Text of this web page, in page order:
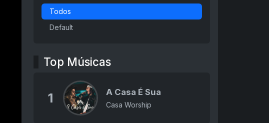
Todos
Default
Top Músicas
1 A Casa É Sua
Casa Worship